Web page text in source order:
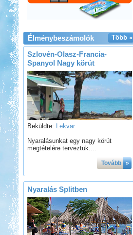
Több »
Élménybeszámolók
Szlovén-Olasz-Francia-
Spanyol Nagy körút
Beküldte: Lekvar
Nyaralásunkat egy nagy körút
megtételére terveztük....
Tovább »
Nyaralás Splitben